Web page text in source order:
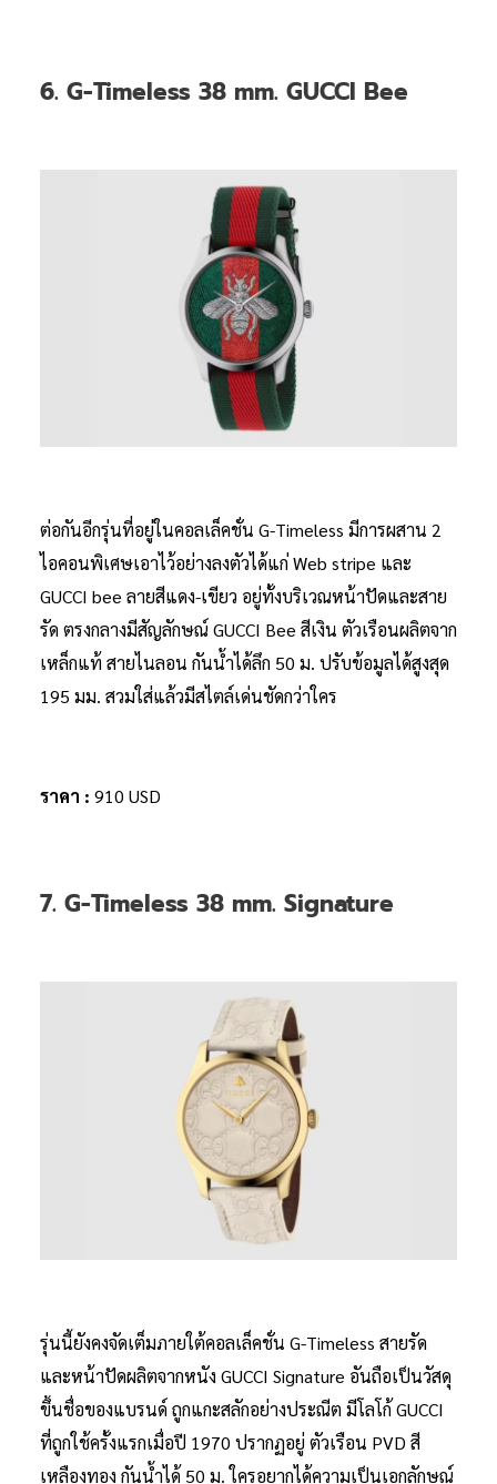
6. G-Timeless 38 mm. GUCCI Bee
ต่อกันอีกรุ่นที่อยู่ในคอลเล็คชั่น G-Timeless มีการผสาน 2
ไอคอนพิเศษเอาไว้อย่างลงตัวได้แก่ Web stripe และ
GUCCI bee ลายสีแดง-เขียว อยู่ทั้งบริเวณหน้าปัดและสาย
รัด ตรงกลางมีสัญลักษณ์ GUCCI Bee สีเงิน ตัวเรือนผลิตจาก
เหล็กแท้ สายไนลอน กันน้ำได้ลึก 50 ม. ปรับข้อมูลได้สูงสุด
195 มม. สวมใส่แล้วมีสไตล์เด่นชัดกว่าใคร
ราคา : 910 USD
7. G-Timeless 38 mm. Signature
รุ่นนี้ยังคงจัดเต็มภายใต้คอลเล็คชั่น G-Timeless สายรัด
และหน้าปัดผลิตจากหนัง GUCCI Signature อันถือเป็นวัสดุ
ขึ้นชื่อของแบรนด์ ถูกแกะสลักอย่างประณีต มีโลโก้ GUCCI
ที่ถูกใช้ครั้งแรกเมื่อปี 1970 ปรากฏอยู่ ตัวเรือน PVD สี
เหลืองทอง กันน้ำได้ 50 ม. ใครอยากได้ความเป็นเอกลักษณ์